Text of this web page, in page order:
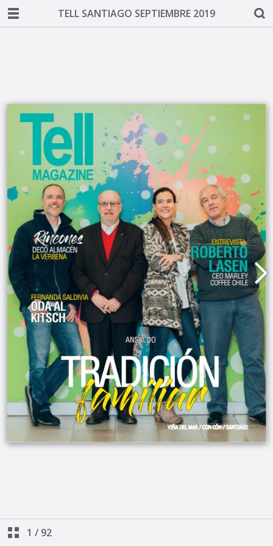
TELL SANTIAGO SEPTIEMBRE 2019
1 / 92